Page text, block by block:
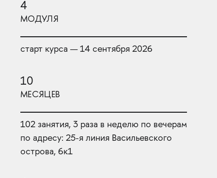
4
МОДУЛЯ
старт курса — 14 сентября 2026
10
МЕСЯЦЕВ
102 занятия, 3 раза в неделю по вечерам
по адресу: 25-я линия Васильевского
острова, 6к1